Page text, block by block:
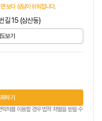
보다 상담이 쉬워집니다.
길 15 (삼산동)
보기
하기
처를 이용할 경우 법적 처벌을 받을 수